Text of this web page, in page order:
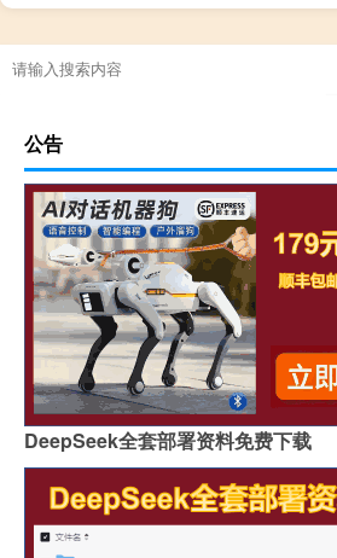
公告
DeepSeek全套部署资料免费下载